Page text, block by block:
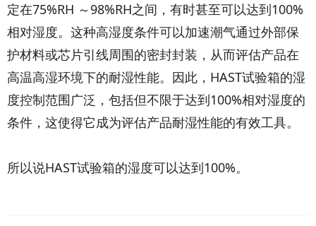
定在75%RH ～98%RH之间，有时甚至可以达到100%
相对湿度。这种高湿度条件可以加速潮气通过外部保
护材料或芯片引线周围的密封封装，从而评估产品在
高温高湿环境下的耐湿性能。因此，HAST试验箱的湿
度控制范围广泛，包括但不限于达到100%相对湿度的
条件，这使得它成为评估产品耐湿性能的有效工具‌。
所以说‌HAST试验箱的湿度可以达到100%。